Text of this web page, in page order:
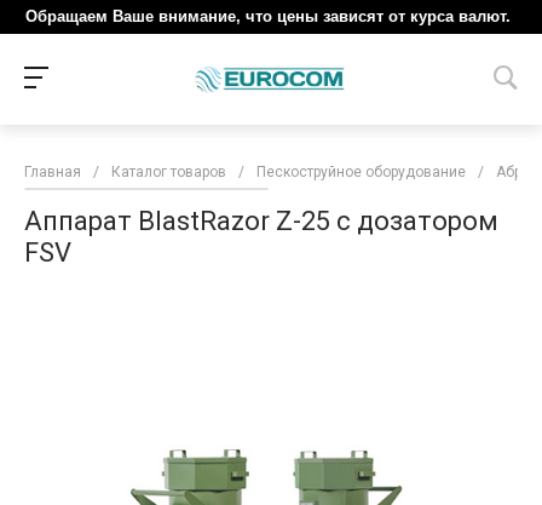
Обращаем Ваше внимание, что цены зависят от курса валют.
Главная / Каталог товаров / Пескоструйное оборудование /
Аппарат BlastRazor Z-25 c дозатором
FSV